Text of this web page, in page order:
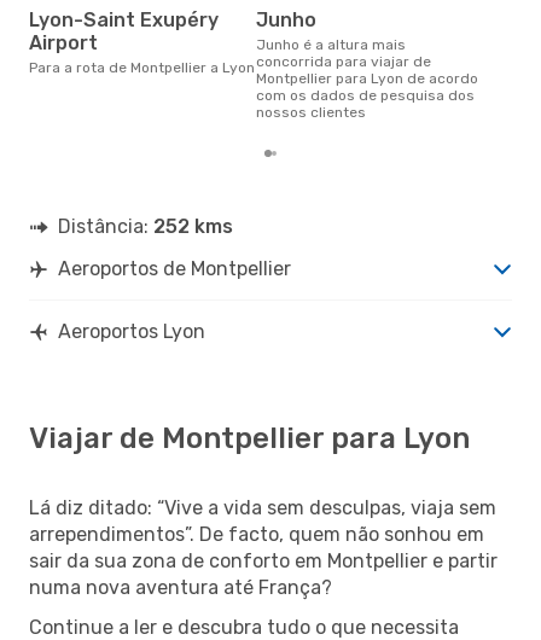
Lyon-Saint Exupéry
Airport
Para a rota de Montpellier a Lyon
junho
junho é a altura mais
concorrida para viajar de
Montpellier para Lyon de acordo
com os dados de pesquisa dos
nossos clientes
Distância: 252 kms
Aeroportos de Montpellier
Aeroportos Lyon
Viajar de Montpellier para Lyon
Lá diz ditado: “Vive a vida sem desculpas, viaja sem
arrependimentos”. De facto, quem não sonhou em
sair da sua zona de conforto em Montpellier e partir
numa nova aventura até França?
Continue a ler e descubra tudo o que necessita